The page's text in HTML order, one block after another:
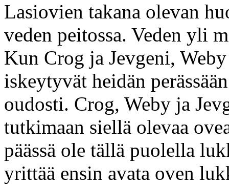
Lasiovien takana olevan
veden peitossa. Veden yli
Kun Crog ja Jevgeni,
iskeytyvät heidän
oudosti. Crog, Weby ja
tutkimaan siellä olevaa
päässä ole tällä puolella
yrittää ensin avata oven